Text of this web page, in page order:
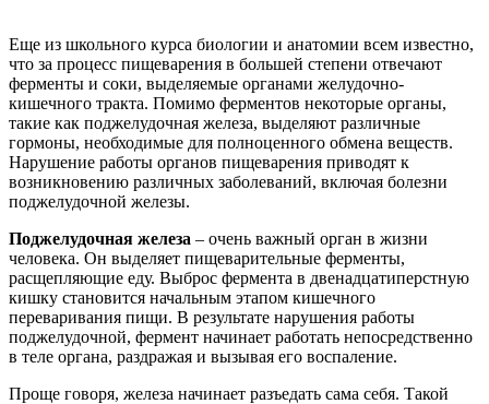
Еще из школьного курса биологии и анатомии всем известно,
что за процесс пищеварения в большей степени отвечают
ферменты и соки, выделяемые органами желудочно-
кишечного тракта. Помимо ферментов некоторые органы,
такие как поджелудочная железа, выделяют различные
гормоны, необходимые для полноценного обмена веществ.
Нарушение работы органов пищеварения приводят к
возникновению различных заболеваний, включая болезни
поджелудочной железы.
Поджелудочная железа – очень важный орган в жизни
человека. Он выделяет пищеварительные ферменты,
расщепляющие еду. Выброс фермента в двенадцатиперстную
кишку становится начальным этапом кишечного
переваривания пищи. В результате нарушения работы
поджелудочной, фермент начинает работать непосредственно
в теле органа, раздражая и вызывая его воспаление.
Проще говоря, железа начинает разъедать сама себя. Такой